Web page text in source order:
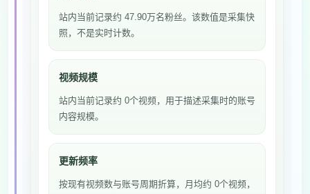
站内当前记录约 47.90万名粉丝。该数值是采集快
照，不是实时计数。
视频规模
站内当前记录约 0个视频，用于描述采集时的账号
内容规模。
更新频率
按现有视频数与账号周期折算，月均约 0个视频，